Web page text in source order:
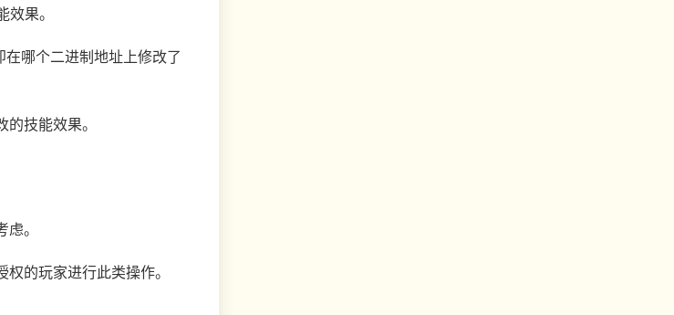
果。
哪个二进制地址上修改了
技能效果。
。
的玩家进行此类操作。